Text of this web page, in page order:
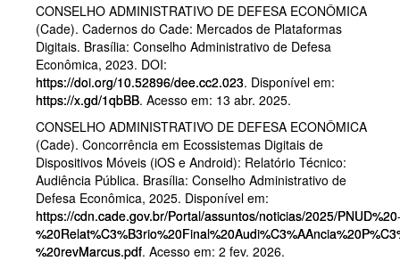
CONSELHO ADMINISTRATIVO DE DEFESA ECONÔMICA
(Cade). Cadernos do Cade: Mercados de Plataformas
Digitais. Brasília: Conselho Administrativo de Defesa
Econômica, 2023. DOI:
https://doi.org/10.52896/dee.cc2.023. Disponível em:
https://x.gd/1qbBB. Acesso em: 13 abr. 2025.
CONSELHO ADMINISTRATIVO DE DEFESA ECONÔMICA
(Cade). Concorrência em Ecossistemas Digitais de
Dispositivos Móveis (iOS e Android): Relatório Técnico:
Audiência Pública. Brasília: Conselho Administrativo de
Defesa Econômica, 2025. Disponível em:
https://cdn.cade.gov.br/Portal/assuntos/noticias/2025/
%20revMarcus.pdf. Acesso em: 2 fev. 2026.